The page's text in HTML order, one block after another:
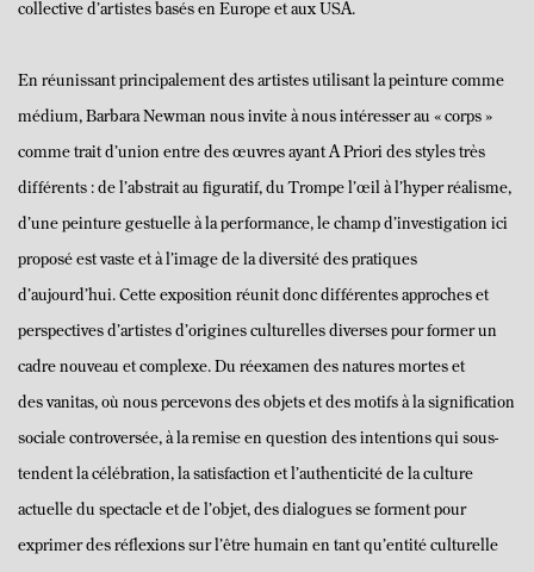
collective d’artistes basés en Europe et aux USA.
En réunissant principalement des artistes utilisant la peinture comme
médium, Barbara Newman nous invite à nous intéresser au « corps »
comme trait d’union entre des œuvres ayant A Priori des styles très
différents : de l’abstrait au figuratif, du Trompe l’œil à l’hyper réalisme,
d’une peinture gestuelle à la performance, le champ d’investigation ici
proposé est vaste et à l’image de la diversité des pratiques
d’aujourd’hui. Cette exposition réunit donc différentes approches et
perspectives d’artistes d’origines culturelles diverses pour former un
cadre nouveau et complexe. Du réexamen des natures mortes et
des vanitas, où nous percevons des objets et des motifs à la signification
sociale controversée, à la remise en question des intentions qui sous-
tendent la célébration, la satisfaction et l’authenticité de la culture
actuelle du spectacle et de l’objet, des dialogues se forment pour
exprimer des réflexions sur l’être humain en tant qu’entité culturelle